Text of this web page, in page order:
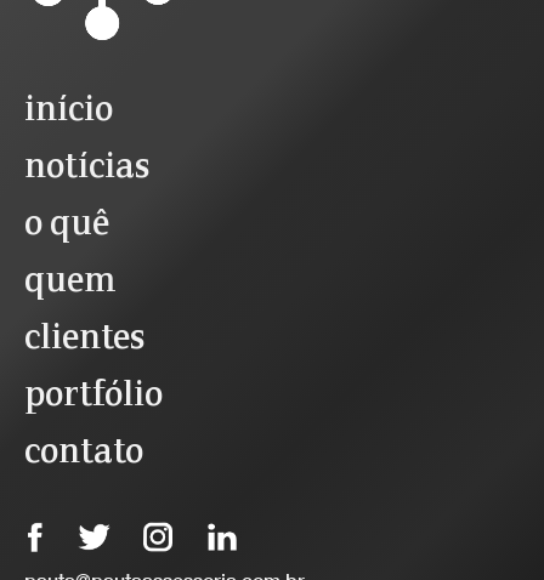
início
notícias
o quê
quem
clientes
portfólio
contato